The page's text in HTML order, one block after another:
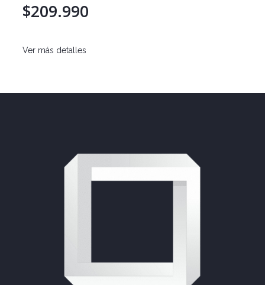
$209.990
Ver más detalles